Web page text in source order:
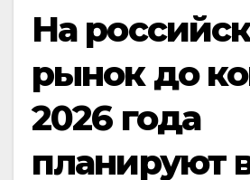
На
рынок до
2026 года
планируют